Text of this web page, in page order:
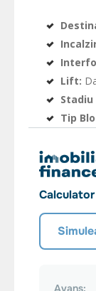
Lift:
Stadiu
Tip